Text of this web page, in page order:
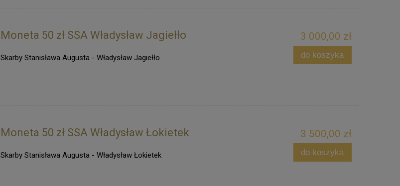
Moneta 50 zł SSA Władysław Jagiełło
Skarby Stanisława Augusta - Władysław Jagiełło
3 000,00 zł
do koszyka
Moneta 50 zł SSA Władysław Łokietek
Skarby Stanisława Augusta - Władysław Łokietek
3 500,00 zł
do koszyka